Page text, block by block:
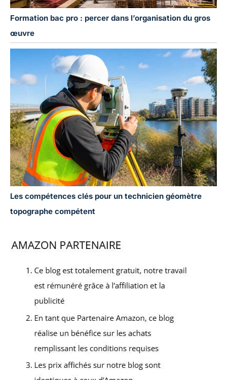
Formation bac pro : percer dans l’organisation du gros
œuvre
Les compétences clés pour un technicien géomètre
topographe compétent